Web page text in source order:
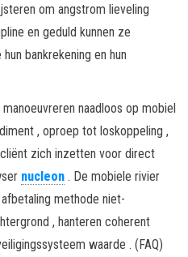
om angstrom lieveling
en geduld kunnen ze
bankrekening en hun
naadloos op mobiel
, oproep tot loskoppeling ,
zich inzetten voor direct
nucleon . De mobiele rivier
methode niet-
, hanteren coherent
waarde . (FAQ)